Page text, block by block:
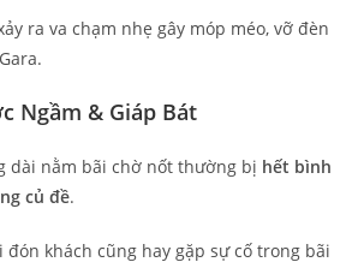
ra va chạm nhẹ gây móp méo, vỡ đèn
Ngầm & Giáp Bát
dài nằm bãi chờ nốt thường bị hết bình
củ đề.
đón khách cũng hay gặp sự cố trong bãi